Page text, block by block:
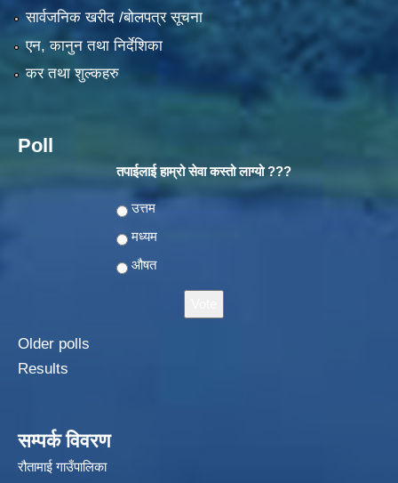
सार्वजनिक खरीद /बोलपत्र सूचना
एन, कानुन तथा निर्देशिका
कर तथा शुल्कहरु
Poll
तपाईलाई हाम्रो सेवा कस्तो लाग्यो ???
Choices
उत्तम
मध्यम
औषत
Older polls
Results
सम्पर्क विवरण
रौतामाई गाउँपालिका